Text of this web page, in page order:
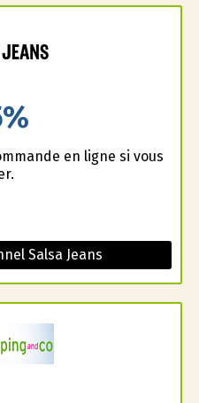
en ligne si vous
Salsa Jeans